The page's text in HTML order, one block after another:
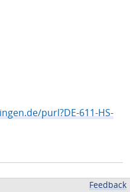
purl?DE-611-HS-
Feedback